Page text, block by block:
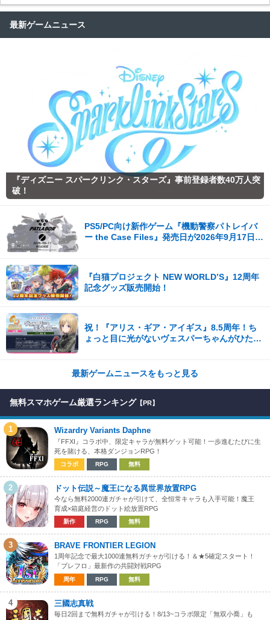
最新ゲームニュース
『ディズニー スパークリンク・スターズ』事前登録者数40万人突
破！
PS5/PC向け新作ゲーム『機動警察パトレイバ
ー the Case Files』発売日が2026年9月17日
『白猫プロジェクト NEW WORLD’S』12周年
記念グッズ販売開始！
祝！『アリス・ギア・アイギス』8.5周年！ち
ょっと目に光がないヴェスパーちゃんがひたす
最新ゲームニュースをもっと見る
無料スマホゲーム厳選ランキング 【PR】
1 Wizardry Variants Daphne
『FFXI』コラボ中、限定キャラが無料ゲット可能！一歩進むたびに生
死を賭ける、本格ダンジョンRPG！
コラボ RPG 無料
2 ドット伝説～魔王になる異世界放置RPG
今なら無料2000連ガチャが引けて、全恒常キャラも入手可能！魔王
育成×箱庭経営のドット絵放置RPG
新作 RPG 無料
3 BRAVE FRONTIER LEGION
1周年記念で最大1000連無料ガチャが引ける！＆★5確定スタート！
「ブレフロ」最新作の共闘対戦RPG
周年 RPG 無料
4 三國志真戦
毎日2回まで無料ガチャが引ける！8/13~コラボ限定「無双小喬」も